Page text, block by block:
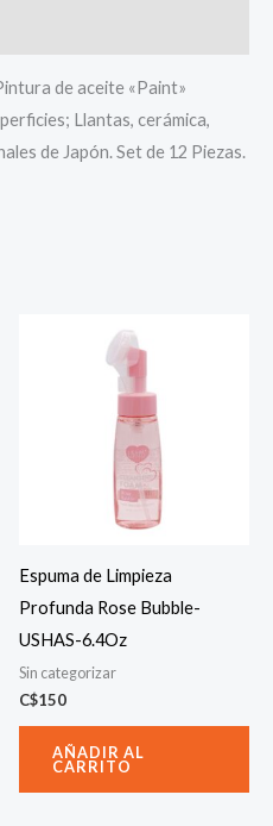
de aceite «Paint»
Llantas, cerámica,
de Japón. Set de 12 Piezas.
Espuma de Limpieza
Profunda Rose Bubble-
USHAS-6.4Oz
Sin categorizar
C$150
AÑADIR AL
CARRITO